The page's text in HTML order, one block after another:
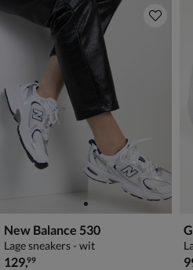
New Balance 530
Lage sneakers - wit
€ 129,99
129,99 €